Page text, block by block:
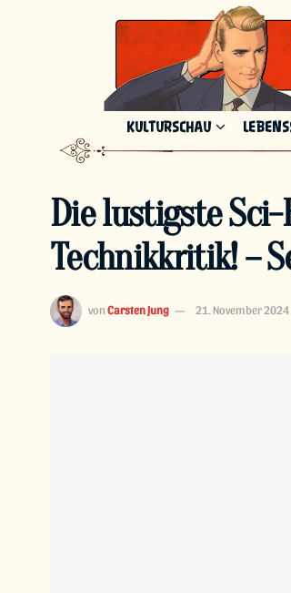
KULTURSCHAU
Die lustigste
Technikkritik! –
von Carsten Jung 21. November 2024